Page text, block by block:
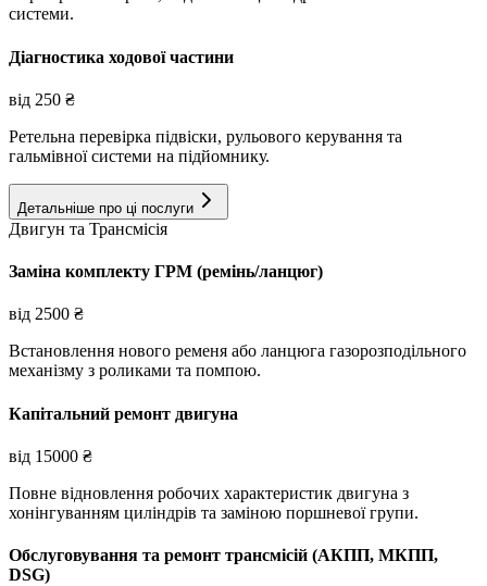
системи.
Діагностика ходової частини
від 250 ₴
Ретельна перевірка підвіски, рульового керування та
гальмівної системи на підйомнику.
Детальніше про ці послуги
Двигун та Трансмісія
Заміна комплекту ГРМ (ремінь/ланцюг)
від 2500 ₴
Встановлення нового ременя або ланцюга газорозподільного
механізму з роликами та помпою.
Капітальний ремонт двигуна
від 15000 ₴
Повне відновлення робочих характеристик двигуна з
хонінгуванням циліндрів та заміною поршневої групи.
Обслуговування та ремонт трансмісій (АКПП, МКПП,
DSG)